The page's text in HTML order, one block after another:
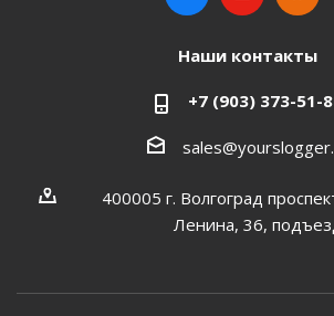
Наши контакты
+7 (903) 373-51-
400005 г. Волгоград
Ленина, 36,